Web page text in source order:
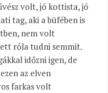
volt, jó kottista, jó
tag, aki a büfében is
nem volt
róla tudni semmit.
időzni igen, de
az elven
farkas volt